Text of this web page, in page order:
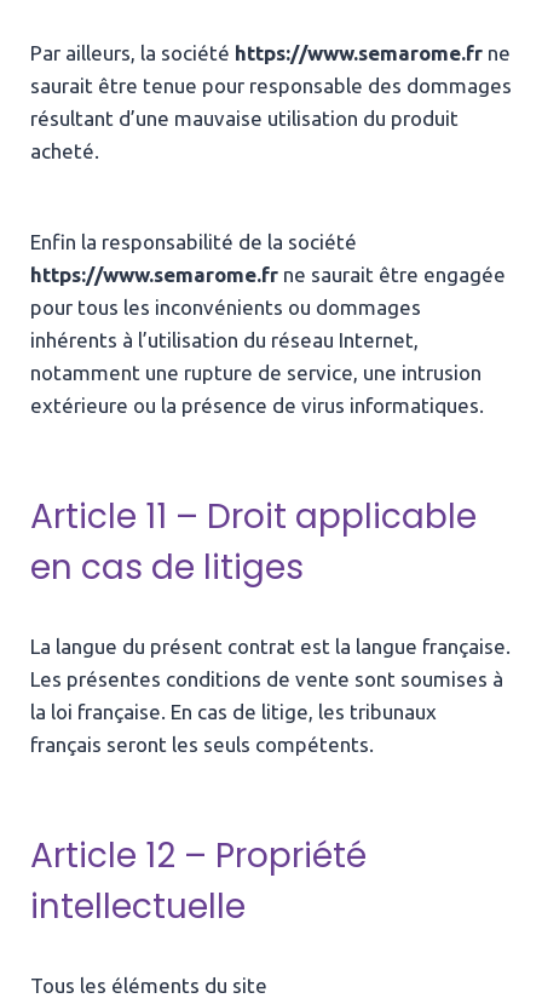
Par ailleurs, la société https://www.semarome.fr ne
saurait être tenue pour responsable des dommages
résultant d’une mauvaise utilisation du produit
acheté.
Enfin la responsabilité de la société
https://www.semarome.fr ne saurait être engagée
pour tous les inconvénients ou dommages
inhérents à l’utilisation du réseau Internet,
notamment une rupture de service, une intrusion
extérieure ou la présence de virus informatiques.
Article 11 – Droit applicable
en cas de litiges
La langue du présent contrat est la langue française.
Les présentes conditions de vente sont soumises à
la loi française. En cas de litige, les tribunaux
français seront les seuls compétents.
Article 12 – Propriété
intellectuelle
Tous les éléments du site